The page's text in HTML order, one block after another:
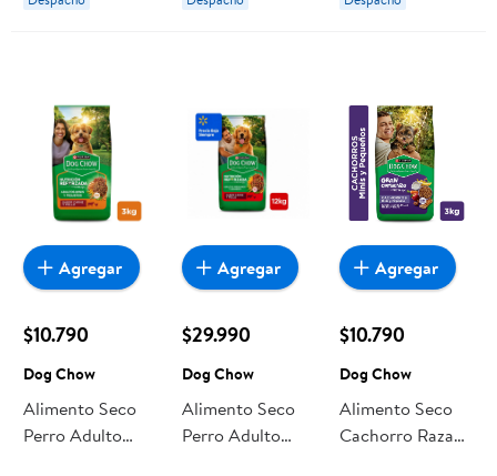
Chow
Chow
Chow
$10.790
Dog Chow
Alimento Seco
Perro Adulto
Agregar
$29.990
Dog Chow
Alimento Seco
Perro Adulto
Agregar
$10.790
Dog Chow
Alimento Seco
Cachorro Raza
Agregar